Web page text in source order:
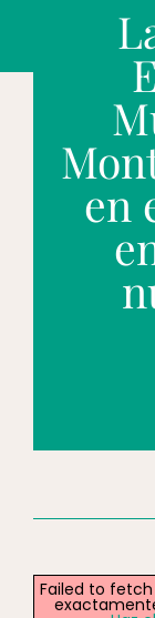
en
Failed to fetch